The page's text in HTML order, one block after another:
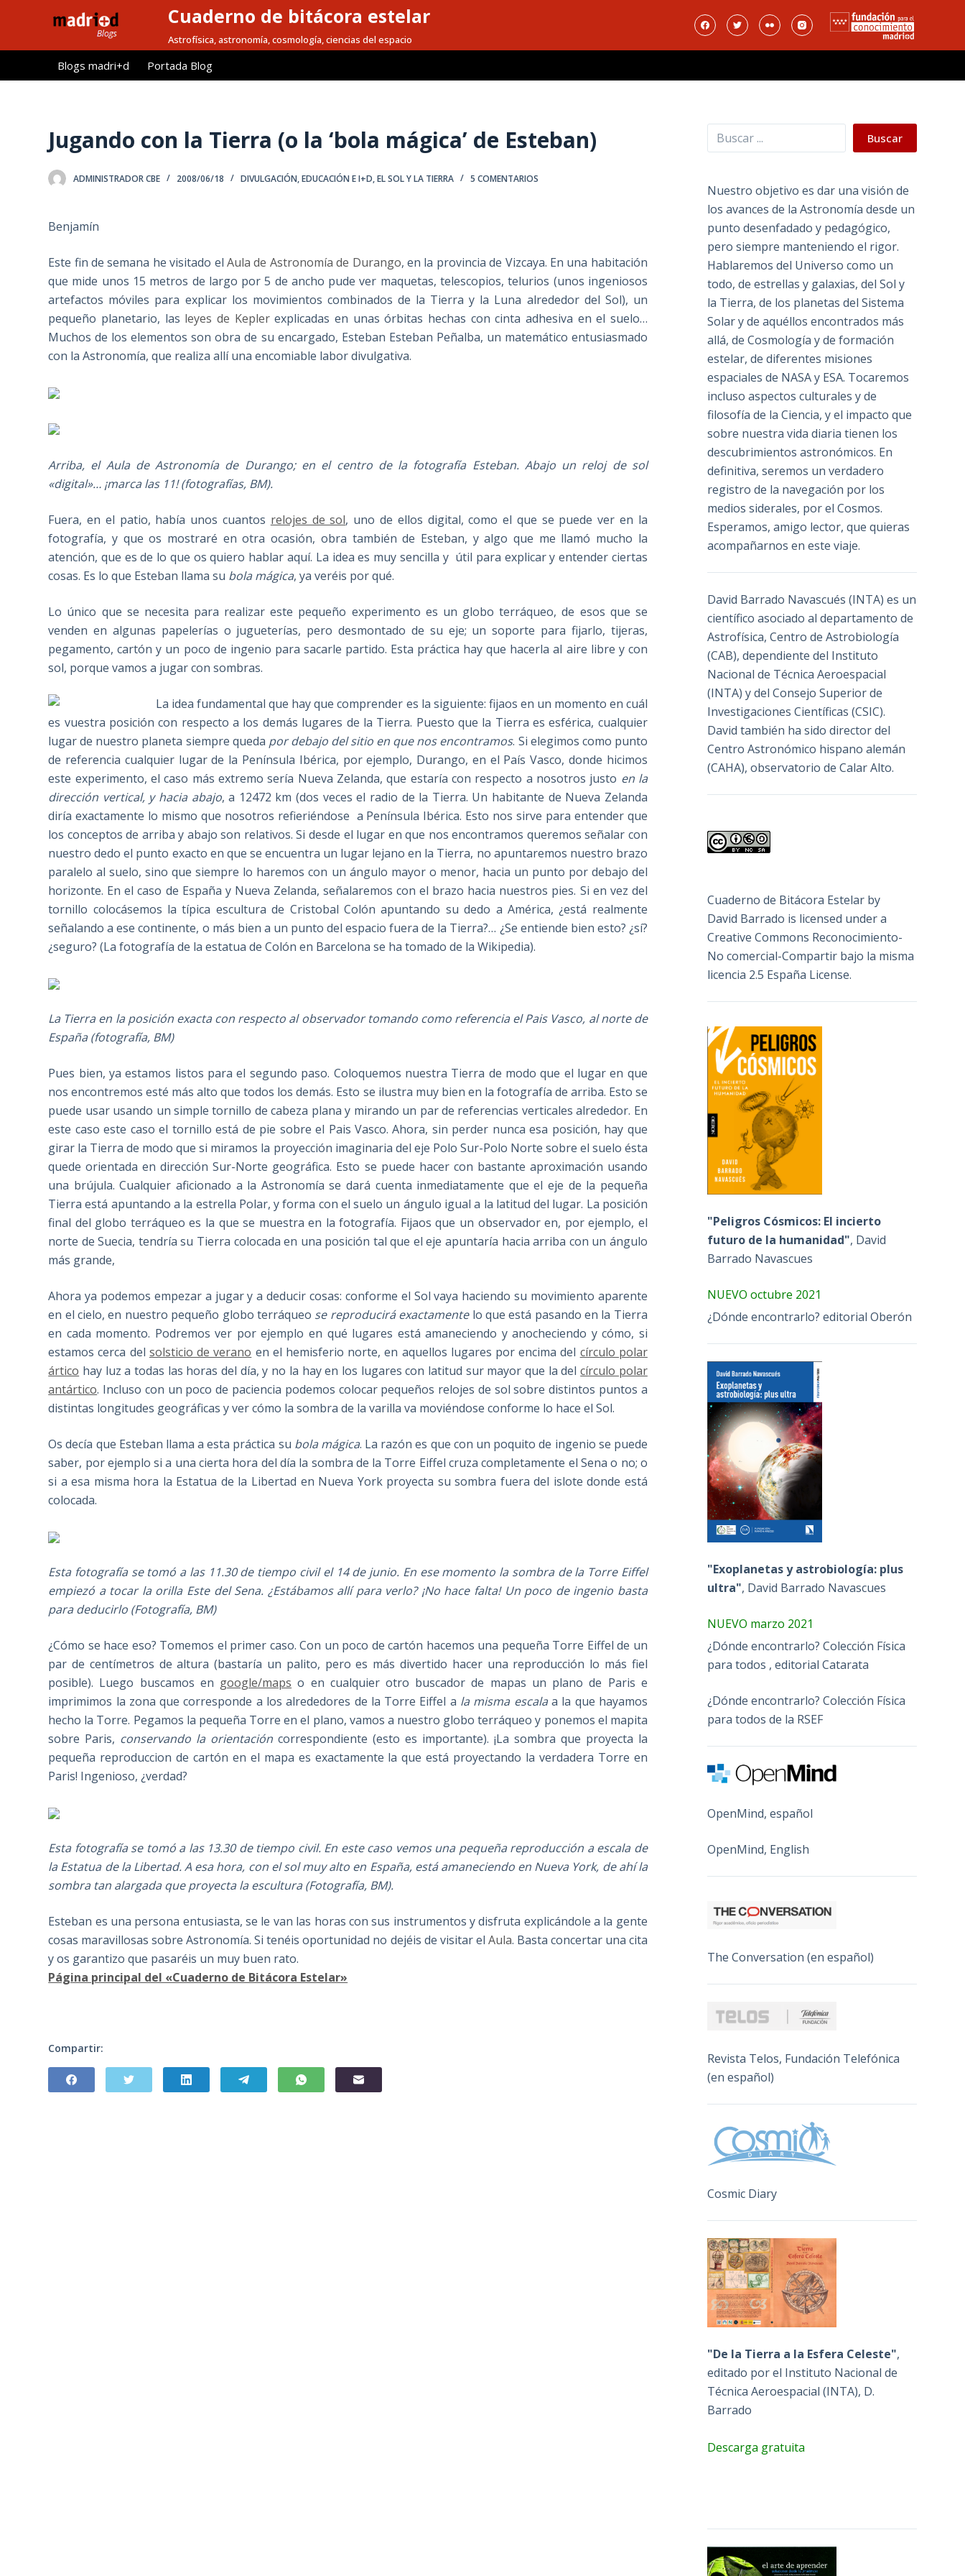
l
Cuaderno de bitácora estelar
Astrofísica, astronomía, cosmología, ciencias del espacio
Blogs madri+d Portada Blog
Jugando con la Tierra (o la ‘bola mágica’ de Esteban)
ADMINISTRADOR CBE 2008/06/18 DIVULGACIÓN,EDUCACIÓN E I+D,EL SOL Y LA TIERRA 5 COMENTARIOS
Benjamín
Este fin de semana he visitado elAula de Astronomía de Durango, en la provincia de Vizcaya. En una habitación
que mide unos 15 metros de largo por 5 de ancho pude ver maquetas, telescopios, telurios (unos ingeniosos
artefactos móviles para explicar los movimientos combinados de la Tierra y la Luna alrededor del Sol), un
pequeño planetario, las leyes de Keplerexplicadas en unas órbitas hechas con cinta adhesiva en el suelo…
Muchos de los elementos son obra de su encargado, Esteban Esteban Peñalba, un matemático entusiasmado
con la Astronomía, que realiza allí una encomiable labor divulgativa.
Arriba, el Aula de Astronomía de Durango; en el centro de la fotografía Esteban. Abajo un reloj de sol
«digital»… ¡marca las 11! (fotografías, BM).
Fuera, en el patio, había unos cuantos relojes de sol, uno de ellos digital, como el que se puede ver en la
fotografía, y que os mostraré en otra ocasión, obra también de Esteban, y algo que me llamó mucho la
atención, que es de lo que os quiero hablar aquí. La idea es muy sencilla y útil para explicar y entender ciertas
cosas. Es lo que Esteban llama su bola mágica, ya veréis por qué.
Lo único que se necesita para realizar este pequeño experimento es un globo terráqueo, de esos que se
venden en algunas papelerías o jugueterías, pero desmontado de su eje; un soporte para fijarlo, tijeras,
pegamento, cartón y un poco de ingenio para sacarle partido. Esta práctica hay que hacerla al aire libre y con
sol, porque vamos a jugar con sombras.
La idea fundamental que hay que comprender es la siguiente: fijaos en un momento en cuál
es vuestra posición con respecto a los demás lugares de la Tierra. Puesto que la Tierra es esférica, cualquier
lugar de nuestro planeta siempre queda por debajo del sitio en que nos encontramos. Si elegimos como punto
de referencia cualquier lugar de la Península Ibérica, por ejemplo, Durango, en el País Vasco, donde hicimos
este experimento, el caso más extremo sería Nueva Zelanda, que estaría con respecto a nosotros justo en la
dirección vertical, y hacia abajo, a 12472 km (dos veces el radio de la Tierra. Un habitante de Nueva Zelanda
diría exactamente lo mismo que nosotros refieriéndose a Península Ibérica. Esto nos sirve para entender que
los conceptos de arriba y abajo son relativos. Si desde el lugar en que nos encontramos queremos señalar con
nuestro dedo el punto exacto en que se encuentra un lugar lejano en la Tierra, no apuntaremos nuestro brazo
paralelo al suelo, sino que siempre lo haremos con un ángulo mayor o menor, hacia un punto por debajo del
horizonte. En el caso de España y Nueva Zelanda, señalaremos con el brazo hacia nuestros pies. Si en vez del
tornillo colocásemos la típica escultura de Cristobal Colón apuntando su dedo a América, ¿está realmente
señalando a ese continente, o más bien a un punto del espacio fuera de la Tierra?… ¿Se entiende bien esto? ¿sí?
¿seguro? (La fotografía de la estatua de Colón en Barcelona se ha tomado de la Wikipedia).
La Tierra en la posición exacta con respecto al observador tomando como referencia el Pais Vasco, al norte de
España (fotografía, BM)
Pues bien, ya estamos listos para el segundo paso. Coloquemos nuestra Tierra de modo que el lugar en que
nos encontremos esté más alto que todos los demás. Esto se ilustra muy bien en la fotografía de arriba. Esto se
puede usar usando un simple tornillo de cabeza plana y mirando un par de referencias verticales alrededor. En
este caso este caso el tornillo está de pie sobre el Pais Vasco. Ahora, sin perder nunca esa posición, hay que
girar la Tierra de modo que si miramos la proyección imaginaria del eje Polo Sur-Polo Norte sobre el suelo ésta
quede orientada en dirección Sur-Norte geográfica. Esto se puede hacer con bastante aproximación usando
una brújula. Cualquier aficionado a la Astronomía se dará cuenta inmediatamente que el eje de la pequeña
Tierra está apuntando a la estrella Polar, y forma con el suelo un ángulo igual a la latitud del lugar. La posición
final del globo terráqueo es la que se muestra en la fotografía. Fijaos que un observador en, por ejemplo, el
norte de Suecia, tendría su Tierra colocada en una posición tal que el eje apuntaría hacia arriba con un ángulo
más grande,
Ahora ya podemos empezar a jugar y a deducir cosas: conforme el Sol vaya haciendo su movimiento aparente
en el cielo, en nuestro pequeño globo terráqueo se reproducirá exactamentelo que está pasando en la Tierra
en cada momento. Podremos ver por ejemplo en qué lugares está amaneciendo y anocheciendo y cómo, si
estamos cerca del solsticio de verano en el hemisferio norte, en aquellos lugares por encima del círculo polar
ártico hay luz a todas las horas del día, y no la hay en los lugares con latitud sur mayor que la delcírculo polar
antártico. Incluso con un poco de paciencia podemos colocar pequeños relojes de sol sobre distintos puntos a
distintas longitudes geográficas y ver cómo la sombra de la varilla va moviéndose conforme lo hace el Sol.
Os decía que Esteban llama a esta práctica su bola mágica. La razón es que con un poquito de ingenio se puede
saber, por ejemplo si a una cierta hora del día la sombra de la Torre Eiffel cruza completamente el Sena o no; o
si a esa misma hora la Estatua de la Libertad en Nueva York proyecta su sombra fuera del islote donde está
colocada.
Esta fotografía se tomó a las 11.30 de tiempo civil el 14 de junio. En ese momento la sombra de la Torre Eiffel
empiezó a tocar la orilla Este del Sena. ¿Estábamos allí para verlo? ¡No hace falta! Un poco de ingenio basta
para deducirlo (Fotografía, BM)
¿Cómo se hace eso? Tomemos el primer caso. Con un poco de cartón hacemos una pequeña Torre Eiffel de un
par de centímetros de altura (bastaría un palito, pero es más divertido hacer una reproducción lo más fiel
posible). Luego buscamos en google/maps o en cualquier otro buscador de mapas un plano de Paris e
imprimimos la zona que corresponde a los alrededores de la Torre Eiffel a la misma escalaa la que hayamos
hecho la Torre. Pegamos la pequeña Torre en el plano, vamos a nuestro globo terráqueo y ponemos el mapita
sobre Paris, conservando la orientación correspondiente (esto es importante). ¡La sombra que proyecta la
pequeña reproduccion de cartón en el mapa es exactamente la que está proyectando la verdadera Torre en
Paris! Ingenioso, ¿verdad?
Esta fotografía se tomó a las 13.30 de tiempo civil. En este caso vemos una pequeña reproducción a escala de
la Estatua de la Libertad. A esa hora, con el sol muy alto en España, está amaneciendo en Nueva York, de ahí la
sombra tan alargada que proyecta la escultura (Fotografía, BM).
Esteban es una persona entusiasta, se le van las horas con sus instrumentos y disfruta explicándole a la gente
cosas maravillosas sobre Astronomía. Si tenéis oportunidad no dejéis de visitar el Aula. Basta concertar una cita
y os garantizo que pasaréis un muy buen rato.
Página principal del «Cuaderno de Bitácora Estelar»
Compartir:
Buscar Buscar
Nuestro objetivo es dar una visión de
los avances de la Astronomía desde un
punto desenfadado y pedagógico,
pero siempre manteniendo el rigor.
Hablaremos del Universo como un
todo, de estrellas y galaxias, del Sol y
la Tierra, de los planetas del Sistema
Solar y de aquéllos encontrados más
allá, de Cosmología y de formación
estelar, de diferentes misiones
espaciales de NASA y ESA. Tocaremos
incluso aspectos culturales y de
filosofía de la Ciencia, y el impacto que
sobre nuestra vida diaria tienen los
descubrimientos astronómicos. En
definitiva, seremos un verdadero
registro de la navegación por los
medios siderales, por el Cosmos.
Esperamos, amigo lector, que quieras
acompañarnos en este viaje.
David Barrado Navascués (INTA) es un
científico asociado al departamento de
Astrofísica, Centro de Astrobiología
(CAB), dependiente del Instituto
Nacional de Técnica Aeroespacial
(INTA) y del Consejo Superior de
Investigaciones Científicas (CSIC).
David también ha sido director del
Centro Astronómico hispano alemán
(CAHA), observatorio de Calar Alto.
Cuaderno de Bitácora Estelar by
David Barrado is licensed under a
Creative Commons Reconocimiento-
No comercial-Compartir bajo la misma
licencia 2.5 España License.
"Peligros Cósmicos: El incierto
futuro de la humanidad", David
Barrado Navascues
NUEVO octubre 2021
¿Dónde encontrarlo? editorial Oberón
"Exoplanetas y astrobiología: plus
ultra", David Barrado Navascues
NUEVO marzo 2021
¿Dónde encontrarlo? Colección Física
para todos , editorial Catarata
¿Dónde encontrarlo? Colección Física
para todos de la RSEF
OpenMind, español
OpenMind, English
The Conversation (en español)
Revista Telos, Fundación Telefónica
(en español)
Cosmic Diary
"De la Tierra a la Esfera Celeste",
editado por el Instituto Nacional de
Técnica Aeroespacial (INTA), D.
Barrado
Descarga gratuita